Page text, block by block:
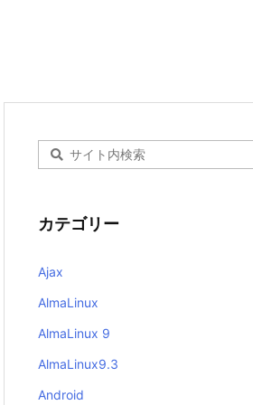
カテゴリー
Ajax
AlmaLinux
AlmaLinux 9
AlmaLinux9.3
Android